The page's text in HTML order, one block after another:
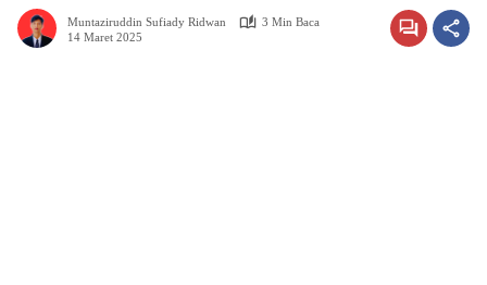
Muntaziruddin Sufiady Ridwan
3 Min Baca
14 Maret 2025